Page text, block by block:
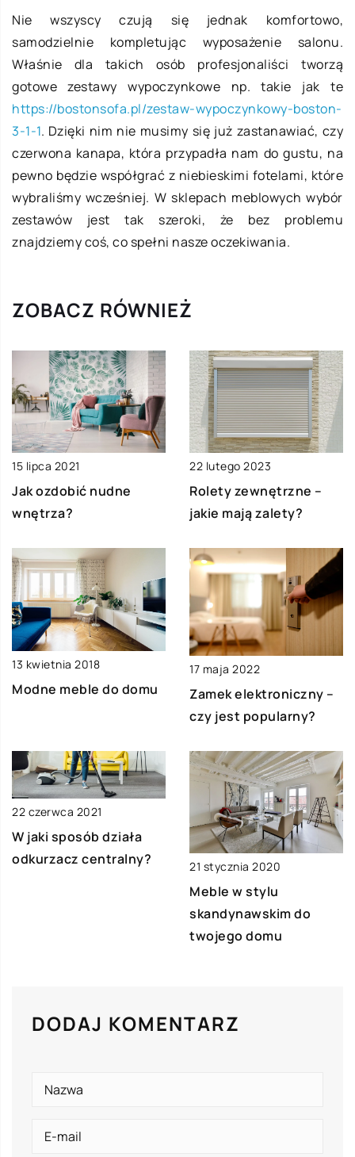
Nie wszyscy czują się jednak komfortowo,
samodzielnie kompletując wyposażenie salonu.
Właśnie dla takich osób profesjonaliści tworzą
gotowe zestawy wypoczynkowe np. takie jak te
https://bostonsofa.pl/zestaw-wypoczynkowy-boston-
3-1-1. Dzięki nim nie musimy się już zastanawiać, czy
czerwona kanapa, która przypadła nam do gustu, na
pewno będzie współgrać z niebieskimi fotelami, które
wybraliśmy wcześniej. W sklepach meblowych wybór
zestawów jest tak szeroki, że bez problemu
znajdziemy coś, co spełni nasze oczekiwania.
ZOBACZ RÓWNIEŻ
15 lipca 2021
Jak ozdobić nudne
wnętrza?
22 lutego 2023
Rolety zewnętrzne –
jakie mają zalety?
13 kwietnia 2018
Modne meble do domu
17 maja 2022
Zamek elektroniczny –
czy jest popularny?
22 czerwca 2021
W jaki sposób działa
odkurzacz centralny?
21 stycznia 2020
Meble w stylu
skandynawskim do
twojego domu
DODAJ KOMENTARZ